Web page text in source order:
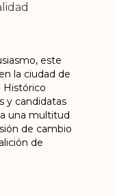
este
la ciudad de
Histórico
y candidatas
una multitud
de cambio
de